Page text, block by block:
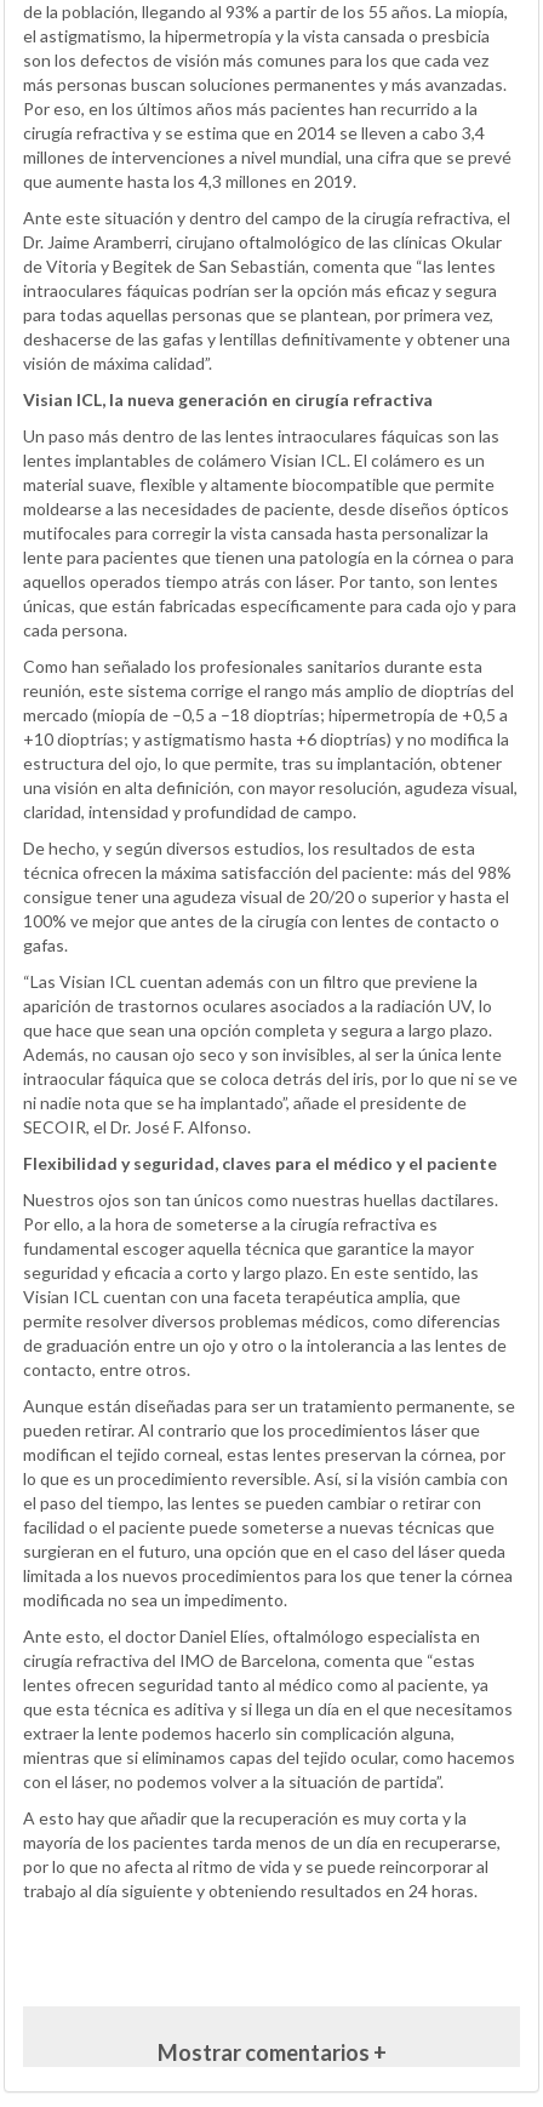
de la población, llegando al 93% a partir de los 55 años. La miopía,
el astigmatismo, la hipermetropía y la vista cansada o presbicia
son los defectos de visión más comunes para los que cada vez
más personas buscan soluciones permanentes y más avanzadas.
Por eso, en los últimos años más pacientes han recurrido a la
cirugía refractiva y se estima que en 2014 se lleven a cabo 3,4
millones de intervenciones a nivel mundial, una cifra que se prevé
que aumente hasta los 4,3 millones en 2019.
Ante este situación y dentro del campo de la cirugía refractiva, el
Dr. Jaime Aramberri, cirujano oftalmológico de las clínicas Okular
de Vitoria y Begitek de San Sebastián, comenta que “las lentes
intraoculares fáquicas podrían ser la opción más eficaz y segura
para todas aquellas personas que se plantean, por primera vez,
deshacerse de las gafas y lentillas definitivamente y obtener una
visión de máxima calidad”.
Visian ICL, la nueva generación en cirugía refractiva
Un paso más dentro de las lentes intraoculares fáquicas son las
lentes implantables de colámero Visian ICL. El colámero es un
material suave, flexible y altamente biocompatible que permite
moldearse a las necesidades de paciente, desde diseños ópticos
mutifocales para corregir la vista cansada hasta personalizar la
lente para pacientes que tienen una patología en la córnea o para
aquellos operados tiempo atrás con láser. Por tanto, son lentes
únicas, que están fabricadas específicamente para cada ojo y para
cada persona.
Como han señalado los profesionales sanitarios durante esta
reunión, este sistema corrige el rango más amplio de dioptrías del
mercado (miopía de –0,5 a –18 dioptrías; hipermetropía de +0,5 a
+10 dioptrías; y astigmatismo hasta +6 dioptrías) y no modifica la
estructura del ojo, lo que permite, tras su implantación, obtener
una visión en alta definición, con mayor resolución, agudeza visual,
claridad, intensidad y profundidad de campo.
De hecho, y según diversos estudios, los resultados de esta
técnica ofrecen la máxima satisfacción del paciente: más del 98%
consigue tener una agudeza visual de 20/20 o superior y hasta el
100% ve mejor que antes de la cirugía con lentes de contacto o
gafas.
“Las Visian ICL cuentan además con un filtro que previene la
aparición de trastornos oculares asociados a la radiación UV, lo
que hace que sean una opción completa y segura a largo plazo.
Además, no causan ojo seco y son invisibles, al ser la única lente
intraocular fáquica que se coloca detrás del iris, por lo que ni se ve
ni nadie nota que se ha implantado”, añade el presidente de
SECOIR, el Dr. José F. Alfonso.
Flexibilidad y seguridad, claves para el médico y el paciente
Nuestros ojos son tan únicos como nuestras huellas dactilares.
Por ello, a la hora de someterse a la cirugía refractiva es
fundamental escoger aquella técnica que garantice la mayor
seguridad y eficacia a corto y largo plazo. En este sentido, las
Visian ICL cuentan con una faceta terapéutica amplia, que
permite resolver diversos problemas médicos, como diferencias
de graduación entre un ojo y otro o la intolerancia a las lentes de
contacto, entre otros.
Aunque están diseñadas para ser un tratamiento permanente, se
pueden retirar. Al contrario que los procedimientos láser que
modifican el tejido corneal, estas lentes preservan la córnea, por
lo que es un procedimiento reversible. Así, si la visión cambia con
el paso del tiempo, las lentes se pueden cambiar o retirar con
facilidad o el paciente puede someterse a nuevas técnicas que
surgieran en el futuro, una opción que en el caso del láser queda
limitada a los nuevos procedimientos para los que tener la córnea
modificada no sea un impedimento.
Ante esto, el doctor Daniel Elíes, oftalmólogo especialista en
cirugía refractiva del IMO de Barcelona, comenta que “estas
lentes ofrecen seguridad tanto al médico como al paciente, ya
que esta técnica es aditiva y si llega un día en el que necesitamos
extraer la lente podemos hacerlo sin complicación alguna,
mientras que si eliminamos capas del tejido ocular, como hacemos
con el láser, no podemos volver a la situación de partida”.
A esto hay que añadir que la recuperación es muy corta y la
mayoría de los pacientes tarda menos de un día en recuperarse,
por lo que no afecta al ritmo de vida y se puede reincorporar al
trabajo al día siguiente y obteniendo resultados en 24 horas.
Mostrar comentarios +